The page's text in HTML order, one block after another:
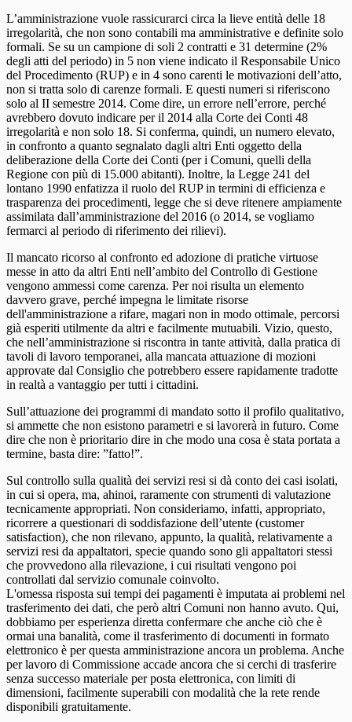
L’amministrazione vuole rassicurarci circa la lieve entità delle 18
irregolarità, che non sono contabili ma amministrative e definite solo
formali. Se su un campione di soli 2 contratti e 31 determine (2%
degli atti del periodo) in 5 non viene indicato il Responsabile Unico
del Procedimento (RUP) e in 4 sono carenti le motivazioni dell’atto,
non si tratta solo di carenze formali. E questi numeri si riferiscono
solo al II semestre 2014. Come dire, un errore nell’errore, perché
avrebbero dovuto indicare per il 2014 alla Corte dei Conti 48
irregolarità e non solo 18. Si conferma, quindi, un numero elevato,
in confronto a quanto segnalato dagli altri Enti oggetto della
deliberazione della Corte dei Conti (per i Comuni, quelli della
Regione con più di 15.000 abitanti). Inoltre, la Legge 241 del
lontano 1990 enfatizza il ruolo del RUP in termini di efficienza e
trasparenza dei procedimenti, legge che si deve ritenere ampiamente
assimilata dall’amministrazione del 2016 (o 2014, se vogliamo
fermarci al periodo di riferimento dei rilievi).
Il mancato ricorso al confronto ed adozione di pratiche virtuose
messe in atto da altri Enti nell’ambito del Controllo di Gestione
vengono ammessi come carenza. Per noi risulta un elemento
davvero grave, perché impegna le limitate risorse
dell'amministrazione a rifare, magari non in modo ottimale, percorsi
già esperiti utilmente da altri e facilmente mutuabili. Vizio, questo,
che nell’amministrazione si riscontra in tante attività, dalla pratica di
tavoli di lavoro temporanei, alla mancata attuazione di mozioni
approvate dal Consiglio che potrebbero essere rapidamente tradotte
in realtà a vantaggio per tutti i cittadini.
Sull’attuazione dei programmi di mandato sotto il profilo qualitativo,
si ammette che non esistono parametri e si lavorerà in futuro. Come
dire che non è prioritario dire in che modo una cosa è stata portata a
termine, basta dire: ”fatto!”.
Sul controllo sulla qualità dei servizi resi si dà conto dei casi isolati,
in cui si opera, ma, ahinoi, raramente con strumenti di valutazione
tecnicamente appropriati. Non consideriamo, infatti, appropriato,
ricorrere a questionari di soddisfazione dell’utente (customer
satisfaction), che non rilevano, appunto, la qualità, relativamente a
servizi resi da appaltatori, specie quando sono gli appaltatori stessi
che provvedono alla rilevazione, i cui risultati vengono poi
controllati dal servizio comunale coinvolto.
L'omessa risposta sui tempi dei pagamenti è imputata ai problemi nel
trasferimento dei dati, che però altri Comuni non hanno avuto. Qui,
dobbiamo per esperienza diretta confermare che anche ciò che è
ormai una banalità, come il trasferimento di documenti in formato
elettronico è per questa amministrazione ancora un problema. Anche
per lavoro di Commissione accade ancora che si cerchi di trasferire
senza successo materiale per posta elettronica, con limiti di
dimensioni, facilmente superabili con modalità che la rete rende
disponibili gratuitamente.